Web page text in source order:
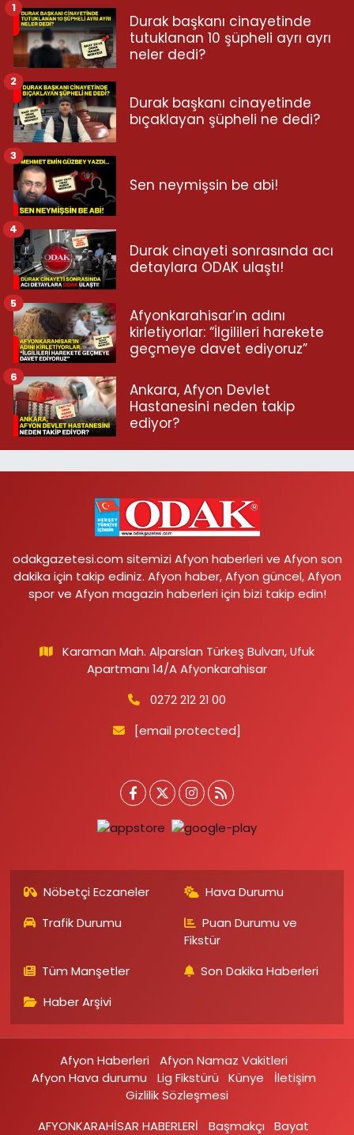
Durak başkanı cinayetinde
tutuklanan 10 şüpheli ayrı ayrı
neler dedi?
1
Durak başkanı cinayetinde
bıçaklayan şüpheli ne dedi?
2
Sen neymişsin be abi!
3
Durak cinayeti sonrasında acı
detaylara ODAK ulaştı!
4
Afyonkarahisar’ın adını
kirletiyorlar: “İlgilileri harekete
geçmeye davet ediyoruz”
5
Ankara, Afyon Devlet
Hastanesini neden takip
ediyor?
6
odakgazetesi.com sitemizi Afyon haberleri ve Afyon son
dakika için takip ediniz. Afyon haber, Afyon güncel, Afyon
spor ve Afyon magazin haberleri için bizi takip edin!
Karaman Mah. Alparslan Türkeş Bulvarı, Ufuk
Apartmanı 14/A Afyonkarahisar
0272 212 21 00
[email protected]
Nöbetçi Eczaneler
Hava Durumu
Trafik Durumu
Puan Durumu ve
Fikstür
Tüm Manşetler
Son Dakika Haberleri
Haber Arşivi
Afyon Haberleri
Afyon Namaz Vakitleri
Afyon Hava durumu
Lig Fikstürü Künye
İletişim
Gizlilik Sözleşmesi
AFYONKARAHİSAR HABERLERİ
Başmakçı Bayat